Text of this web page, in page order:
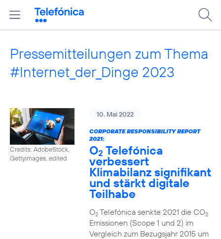
Pressemitteilungen zum Thema
#Internet_der_Dinge 2023
Credits: AdobeStock,
Gettyimages, edited
10. Mai 2022
CORPORATE RESPONSIBILITY REPORT
2021:
O2 Telefónica
verbessert
Klimabilanz signifikant
und stärkt digitale
Teilhabe
O2Telefónica senkte 2021 die CO2
Emissionen (Scope 1 und 2) im
Vergleich zum Bezugsjahr 2015 um